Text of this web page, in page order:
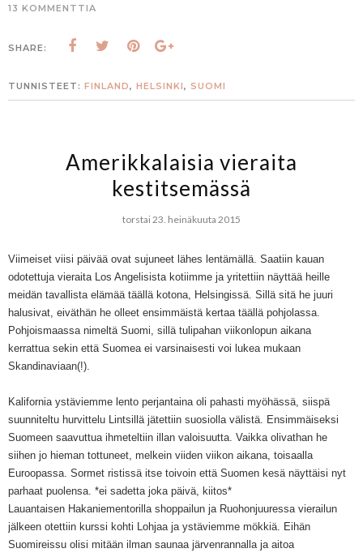
13 KOMMENTTIA
SHARE:
TUNNISTEET: FINLAND, HELSINKI, SUOMI
Amerikkalaisia vieraita
kestitsemässä
torstai 23. heinäkuuta 2015
Viimeiset viisi päivää ovat sujuneet lähes lentämällä. Saatiin kauan
odotettuja vieraita Los Angelisista kotiimme ja yritettiin näyttää heille
meidän tavallista elämää täällä kotona, Helsingissä. Sillä sitä he juuri
halusivat, eiväthän he olleet ensimmäistä kertaa täällä pohjolassa.
Pohjoismaassa nimeltä Suomi, sillä tulipahan viikonlopun aikana
kerrattua sekin että Suomea ei varsinaisesti voi lukea mukaan
Skandinaviaan(!).
Kalifornia ystäviemme lento perjantaina oli pahasti myöhässä, siispä
suunniteltu hurvittelu Lintsillä jätettiin suosiolla välistä. Ensimmäiseksi
Suomeen saavuttua ihmeteltiin illan valoisuutta. Vaikka olivathan he
siihen jo hieman tottuneet, melkein viiden viikon aikana, toisaalla
Euroopassa. Sormet ristissä itse toivoin että Suomen kesä näyttäisi nyt
parhaat puolensa. *ei sadetta joka päivä, kiitos*
Lauantaisen Hakaniementorilla shoppailun ja Ruohonjuuressa vierailun
jälkeen otettiin kurssi kohti Lohjaa ja ystäviemme mökkiä. Eihän
Suomireissu olisi mitään ilman saunaa järvenrannalla ja aitoa